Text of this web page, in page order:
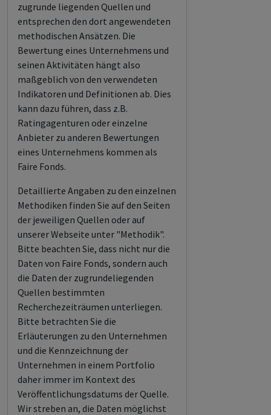
zugrunde liegenden Quellen und
entsprechen den dort angewendeten
methodischen Ansätzen. Die
Bewertung eines Unternehmens und
seinen Aktivitäten hängt also
maßgeblich von den verwendeten
Indikatoren und Definitionen ab. Dies
kann dazu führen, dass z.B.
Ratingagenturen oder einzelne
Anbieter zu anderen Bewertungen
eines Unternehmens kommen als
Faire Fonds.
Detaillierte Angaben zu den einzelnen
Methodiken finden Sie auf den Seiten
der jeweiligen Quellen oder auf
unserer Webseite unter "Methodik".
Bitte beachten Sie, dass nicht nur die
Daten von Faire Fonds, sondern auch
die Daten der zugrundeliegenden
Quellen bestimmten
Recherchezeiträumen unterliegen.
Bitte betrachten Sie die
Erläuterungen zu den Unternehmen
und die Kennzeichnung der
Unternehmen in einem Portfolio
daher immer im Kontext des
Veröffentlichungsdatums der Quelle.
Wir streben an, die Daten möglichst